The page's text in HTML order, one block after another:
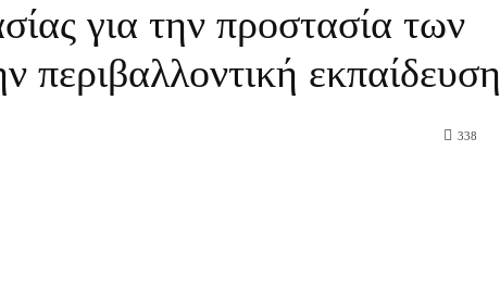
για την προστασία των
περιβαλλοντική εκπαίδευση
338